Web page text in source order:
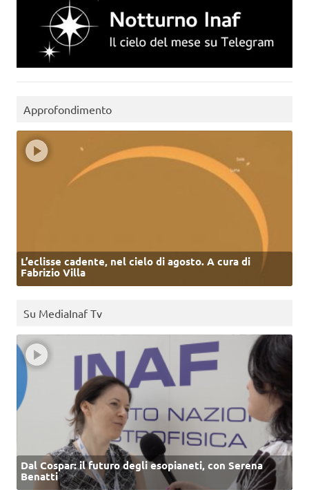
Approfondimento
L’eclisse cadente, nel cielo di agosto. A cura di
Fabrizio Villa
Su MediaInaf Tv
Dal Cospar: il futuro degli esopianeti, con Serena
Benatti